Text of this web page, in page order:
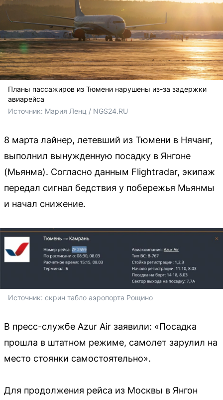
Планы пассажиров из Тюмени нарушены из-за задержки
авиарейса
Источник: Мария Ленц / NGS24.RU
8 марта лайнер, летевший из Тюмени в Нячанг,
выполнил вынужденную посадку в Янгоне
(Мьянма). Согласно данным Flightradar, экипаж
передал сигнал бедствия у побережья Мьянмы
и начал снижение.
Источник: скрин табло аэропорта Рощино
В пресс-службе Azur Air заявили: «Посадка
прошла в штатном режиме, самолет зарулил на
место стоянки самостоятельно».
Для продолжения рейса из Москвы в Янгон